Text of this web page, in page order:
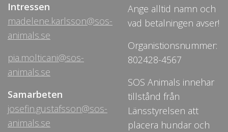
Intressen
madelene.karlsson@sos-
animals.se
pia.molticani@sos-
animals.se
Samarbeten
josefin.gustafsson@sos-
animals.se
Ange alltid namn och
vad betalningen avser!
Organistionsnummer:
802428-4567
SOS Animals innehar
tillstånd från
Länsstyrelsen att
placera hundar och